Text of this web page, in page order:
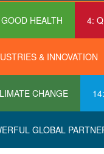
HEALTH 4:
& INNOVATION
CHANGE
GLOBAL